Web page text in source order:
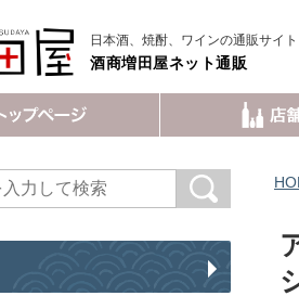
日本酒、焼酎、ワインの通販サイト
酒商増田屋ネット通販